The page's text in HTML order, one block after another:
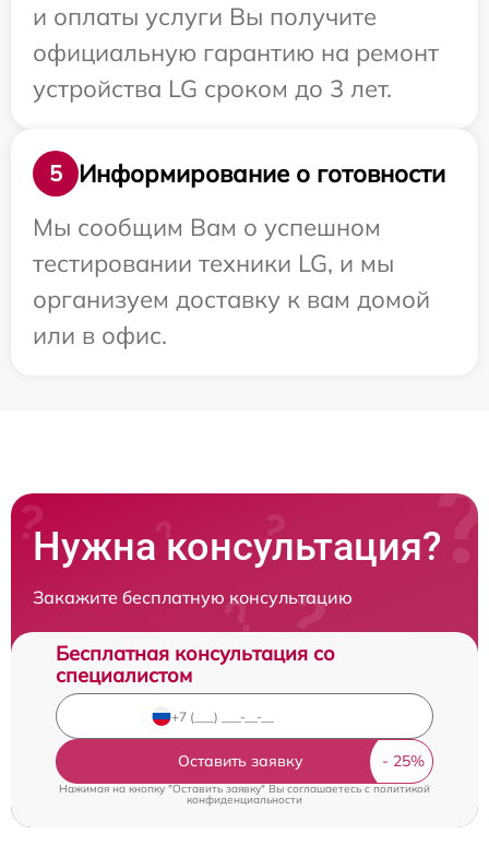
и оплаты услуги Вы получите
официальную гарантию на ремонт
устройства LG сроком до 3 лет.
5
Информирование о готовности
Мы сообщим Вам о успешном
тестировании техники LG, и мы
организуем доставку к вам домой
или в офис.
Нужна консультация?
Закажите бесплатную консультацию
Бесплатная консультация со
специалистом
Оставить заявку
Нажимая на кнопку "Оставить заявку" Вы соглашаетесь c политикой
конфиденциальности